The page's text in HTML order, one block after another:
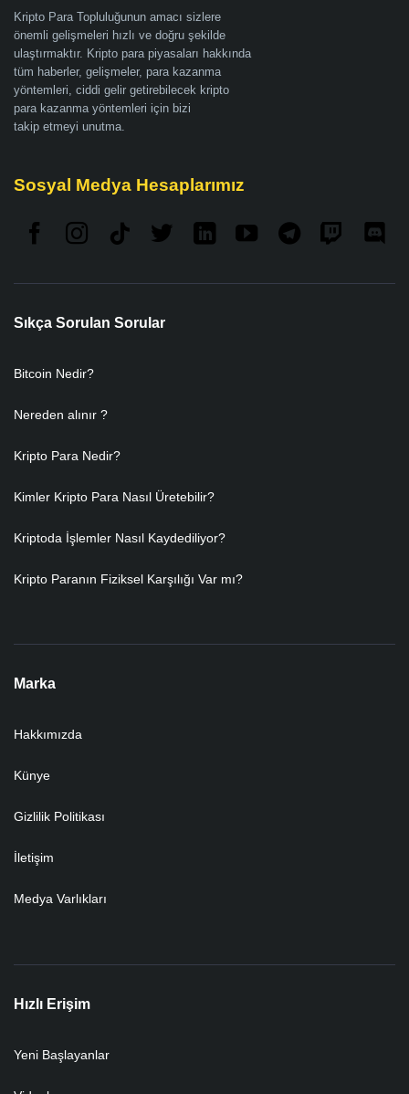
Kripto Para Topluluğunun amacı sizlere
önemli gelişmeleri hızlı ve doğru şekilde
ulaştırmaktır. Kripto para piyasaları hakkında
tüm haberler, gelişmeler, para kazanma
yöntemleri, ciddi gelir getirebilecek kripto
para kazanma yöntemleri için bizi
takip etmeyi unutma.
Sosyal Medya Hesaplarımız
Sıkça Sorulan Sorular
Bitcoin Nedir?
Nereden alınır ?
Kripto Para Nedir?
Kimler Kripto Para Nasıl Üretebilir?
Kriptoda İşlemler Nasıl Kaydediliyor?
Kripto Paranın Fiziksel Karşılığı Var mı?
Marka
Hakkımızda
Künye
Gizlilik Politikası
İletişim
Medya Varlıkları
Hızlı Erişim
Yeni Başlayanlar